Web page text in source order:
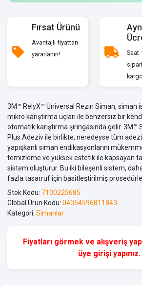
Fırsat Ürünü
Avantajlı fiyattan
yararlanın!
Saat
kargo.
3M™ RelyX™ Üniversal Rezin Siman, siman
mikro karıştırma uçları ile benzersiz bir
otomatik karıştırma şırıngasında gelir.
Plus Adeziv ile birlikte, neredeyse tüm
yapışkanlı siman endikasyonlarını
temizleme ve yüksek estetik ile kapsayan
sistem oluşturur. Bu iki bileşenli sistem,
fazla tasarruf için basitleştirilmiş
Stok Kodu: 7100225685
Global Ürün Kodu: 04054596811843
Kategori: Simanlar
Fiyatları görmek ve alışveriş
üye girişi yapınız.